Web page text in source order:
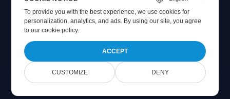
To provide you with the best experience, we use cookies for
personalization, analytics, and ads. By using our site, you agree
toour cookie policy.
ACCEPT
CUSTOMIZE DENY